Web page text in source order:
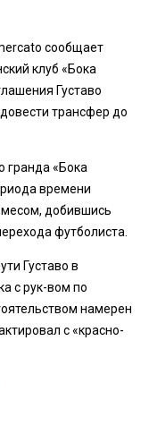
сообщает
клуб «Бока
Густаво
трансфер до
гранда «Бока
времени
добившись
футболиста.
Густаво в
с рук-вом по
намерен
с «красно-